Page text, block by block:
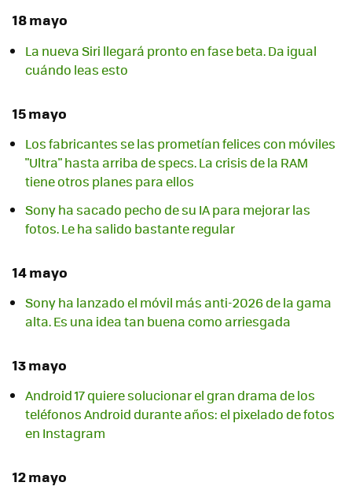
18 mayo
La nueva Siri llegará pronto en fase beta. Da igual
cuándo leas esto
15 mayo
Los fabricantes se las prometían felices con móviles
"Ultra" hasta arriba de specs. La crisis de la RAM
tiene otros planes para ellos
Sony ha sacado pecho de su IA para mejorar las
fotos. Le ha salido bastante regular
14 mayo
Sony ha lanzado el móvil más anti-2026 de la gama
alta. Es una idea tan buena como arriesgada
13 mayo
Android 17 quiere solucionar el gran drama de los
teléfonos Android durante años: el pixelado de fotos
en Instagram
12 mayo